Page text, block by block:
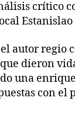
crítico
autor regio
dieron
una
con el